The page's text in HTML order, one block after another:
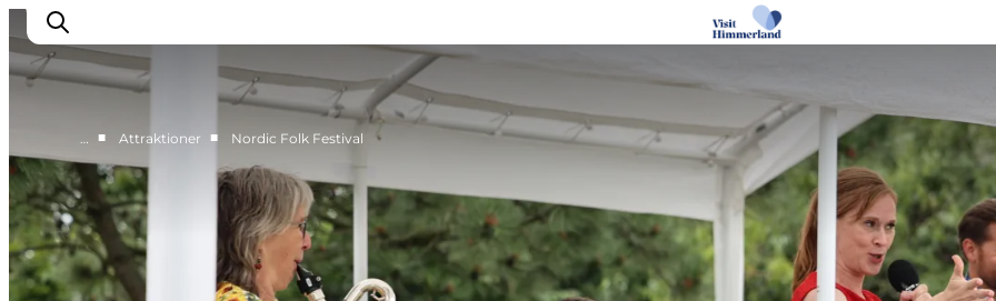
Oplev Himmerland
Udforsk naturen
Himmerlandsbyer
DET SKER
… ■ Attraktioner ■ Nordic Folk Festival